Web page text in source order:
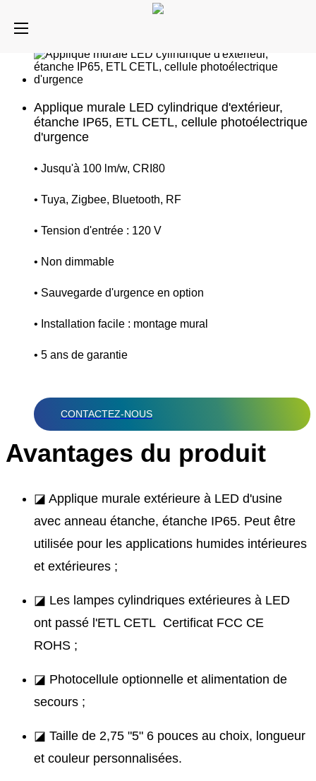
Applique murale LED cylindrique d'extérieur,
étanche IP65, ETL CETL, cellule photoélectrique
d'urgence
• Jusqu'à 100 lm/w, CRI80
• Tuya, Zigbee, Bluetooth, RF
• Tension d'entrée : 120 V
• Non dimmable
• Sauvegarde d'urgence en option
• Installation facile : montage mural
• 5 ans de garantie
CONTACTEZ-NOUS
Avantages du produit
◪ Applique murale extérieure à LED d'usine
avec anneau étanche, étanche IP65. Peut être
utilisée pour les applications humides intérieures
et extérieures ;
◪ Les lampes cylindriques extérieures à LED
ont passé l'ETL CETL Certificat FCC CE
ROHS ;
◪ Photocellule optionnelle et alimentation de
secours ;
◪ Taille de 2,75 "5" 6 pouces au choix, longueur
et couleur personnalisées.